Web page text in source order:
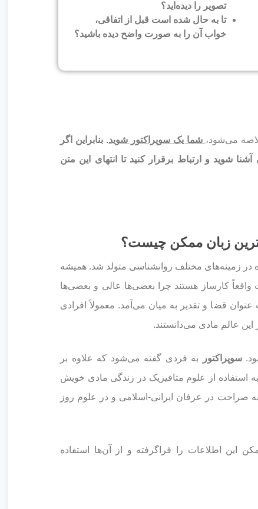
تصویر را دیده‌اید؟
تا به حال شده است قبل از اتفاقی،
خواب آن را به صورت واضح دیده باشید؟
می‌شود، شما یک سوپراکتور شوید. بنابراین اگر
شوید و ارتباط برقرار کنید تا انتهای این متن
زبان ممکن چیست؟
در زمینه‌های مختلف روانشناسی متولد شد. همیشه
کارساز هستند چرا بعضی‌ها عالی و بعضی‌ها
قضا و تقدیر به میان می‌آمد. معمولاً افرادی
این عالم مادی می‌دانستند.
سوپراکتور به فردی گفته می‌شود که علاوه بر
استفاده از علوم متافیزیک در زندگی مادی خویش
صراحت در عرفان ایرانی-اسلامی و در علوم روز
این اطلاعات را فراگرفته و از آن‌ها استفاده